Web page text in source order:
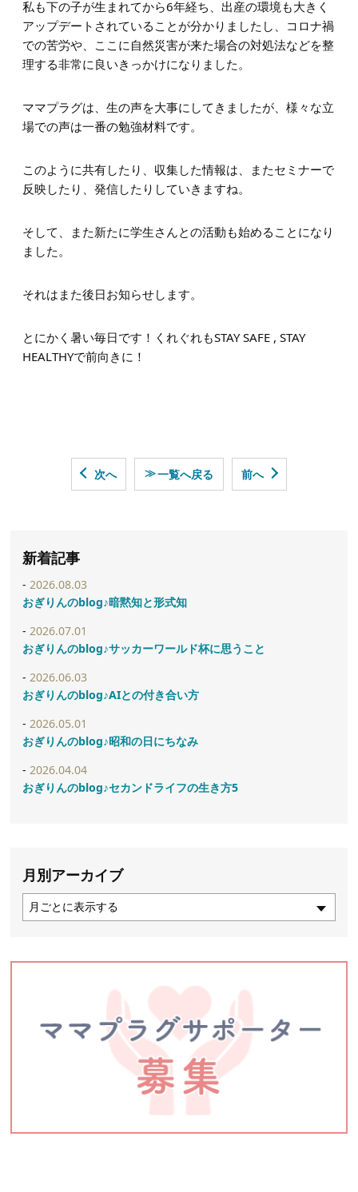
私も下の子が生まれてから6年経ち、出産の環境も大きく
アップデートされていることが分かりましたし、コロナ禍
での苦労や、ここに自然災害が来た場合の対処法などを整
理する非常に良いきっかけになりました。
ママプラグは、生の声を大事にしてきましたが、様々な立
場での声は一番の勉強材料です。
このように共有したり、収集した情報は、またセミナーで
反映したり、発信したりしていきますね。
そして、また新たに学生さんとの活動も始めることになり
ました。
それはまた後日お知らせします。
とにかく暑い毎日です！くれぐれもSTAY SAFE , STAY
HEALTHYで前向きに！
次へ ≫一覧へ戻る 前へ
新着記事
2026.08.03
おぎりんのblog♪暗黙知と形式知
2026.07.01
おぎりんのblog♪サッカーワールド杯に思うこと
2026.06.03
おぎりんのblog♪AIとの付き合い方
2026.05.01
おぎりんのblog♪昭和の日にちなみ
2026.04.04
おぎりんのblog♪セカンドライフの生き方5
月別アーカイブ